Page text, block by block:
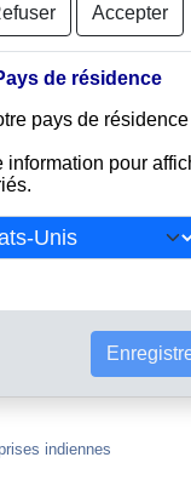
au registre du
large gamme de
informations issues
l'équivalent d'un
permettant
LIMITED contiennent
un SIRET international
permettant d'évaluer
LIMITED est-elle
indiennes
Accepter
de résidence
pays de résidence
information pour